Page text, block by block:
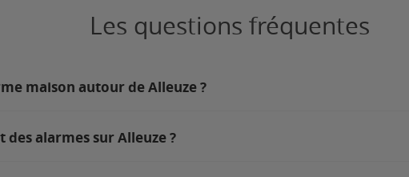
Les questions fréquentes
maison autour de Alleuze ?
alarmes sur Alleuze ?